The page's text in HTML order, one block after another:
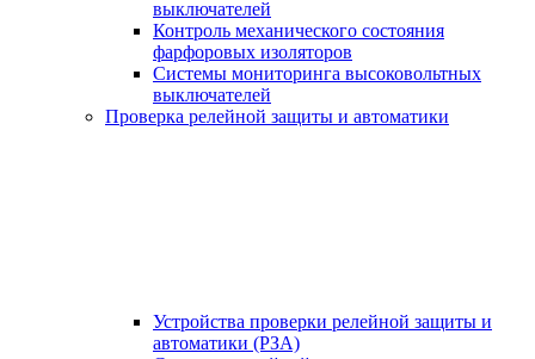
выключателей
Контроль механического состояния
фарфоровых изоляторов
Системы мониторинга высоковольтных
выключателей
Проверка релейной защиты и автоматики
Устройства проверки релейной защиты и
автоматики (РЗА)